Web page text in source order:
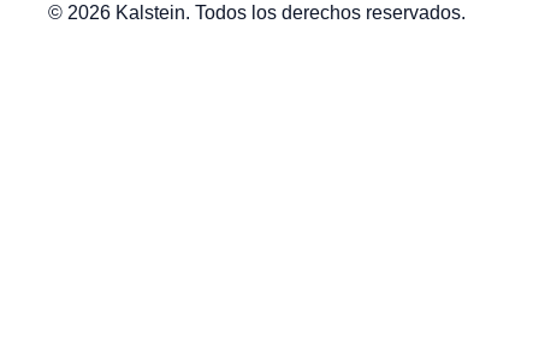
© 2026 Kalstein. Todos los derechos reservados.